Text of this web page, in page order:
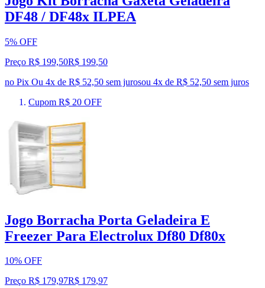
DF48 / DF48x ILPEA
5% OFF
Preço R$ 199,50R$ 199,50
no Pix Ou 4x de R$ 52,50 sem jurosou 4x de R$ 52,50 sem juros
Cupom R$ 20 OFF
Jogo Borracha Porta Geladeira E
Freezer Para Electrolux Df80 Df80x
10% OFF
Preço R$ 179,97R$ 179,97